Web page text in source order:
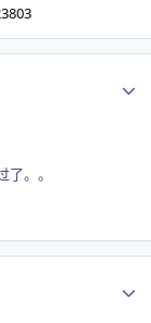
。。